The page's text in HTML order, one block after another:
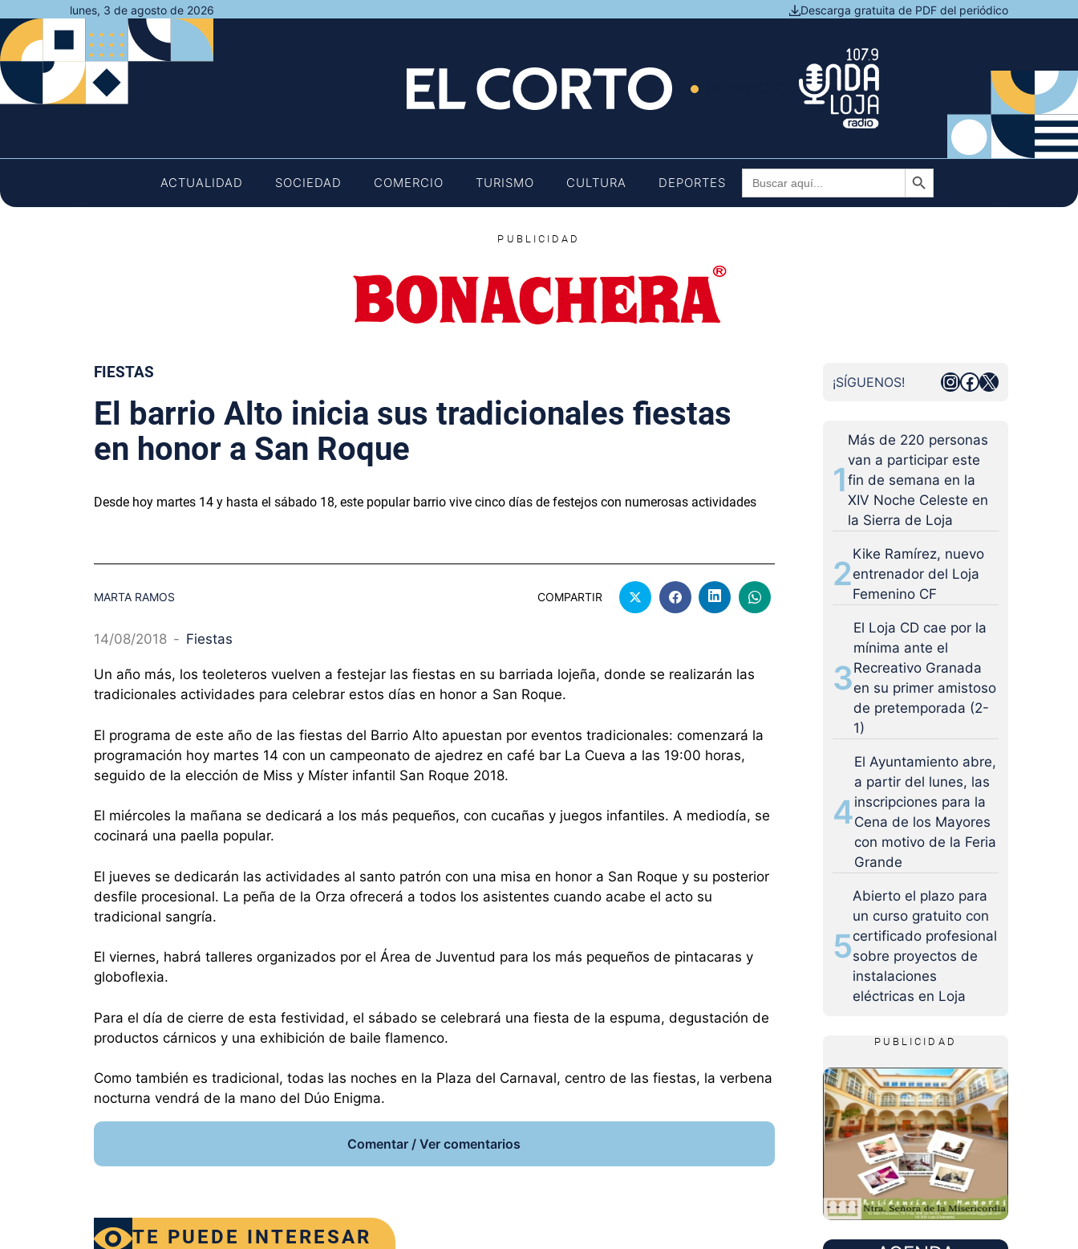
al
contenido
lunes, 3 de agosto de 2026 Descarga gratuita de PDF del periódico
ACTUALIDAD SOCIEDAD COMERCIO TURISMO CULTURA DEPORTES
Buscar: Botón de búsqueda
PUBLICIDAD
FIESTAS
El barrio Alto inicia sus tradicionales fiestas
en honor a San Roque
Desde hoy martes 14 y hasta el sábado 18, este popular barrio vive cinco días de festejos con numerosas actividades
MARTA RAMOS COMPARTIR
14/08/2018 - Fiestas
Un año más, los teoleteros vuelven a festejar las fiestas en su barriada lojeña, donde se realizarán las
tradicionales actividades para celebrar estos días en honor a San Roque.
El programa de este año de las fiestas del Barrio Alto apuestan por eventos tradicionales: comenzará la
programación hoy martes 14 con un campeonato de ajedrez en café bar La Cueva a las 19:00 horas,
seguido de la elección de Miss y Míster infantil San Roque 2018.
El miércoles la mañana se dedicará a los más pequeños, con cucañas y juegos infantiles. A mediodía, se
cocinará una paella popular.
El jueves se dedicarán las actividades al santo patrón con una misa en honor a San Roque y su posterior
desfile procesional. La peña de la Orza ofrecerá a todos los asistentes cuando acabe el acto su
tradicional sangría.
El viernes, habrá talleres organizados por el Área de Juventud para los más pequeños de pintacaras y
globoflexia.
Para el día de cierre de esta festividad, el sábado se celebrará una fiesta de la espuma, degustación de
productos cárnicos y una exhibición de baile flamenco.
Como también es tradicional, todas las noches en la Plaza del Carnaval, centro de las fiestas, la verbena
nocturna vendrá de la mano del Dúo Enigma.
Comentar / Ver comentarios
TE PUEDE INTERESAR
¡SÍGUENOS! Instagram
Facebook
X
1
Más de 220 personas
van a participar este
fin de semana en la
XIV Noche Celeste en
la Sierra de Loja
2
Kike Ramírez, nuevo
entrenador del Loja
Femenino CF
3
El Loja CD cae por la
mínima ante el
Recreativo Granada
en su primer amistoso
de pretemporada (2-
1)
4
El Ayuntamiento abre,
a partir del lunes, las
inscripciones para la
Cena de los Mayores
con motivo de la Feria
Grande
5
Abierto el plazo para
un curso gratuito con
certificado profesional
sobre proyectos de
instalaciones
eléctricas en Loja
PUBLICIDAD